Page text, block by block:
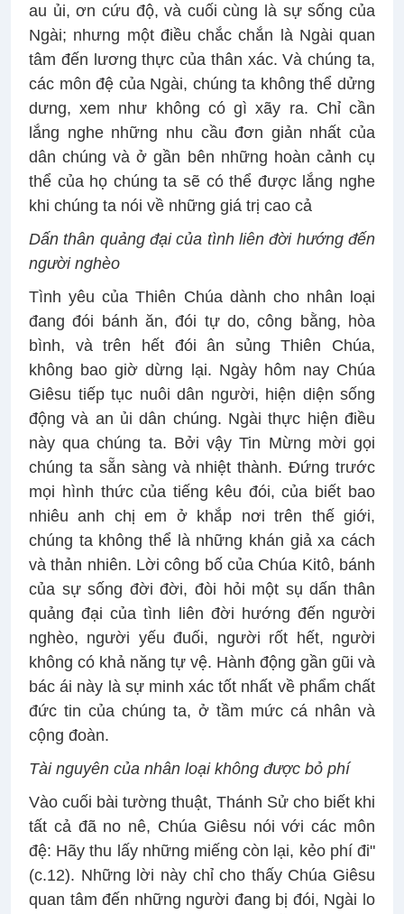
au ủi, ơn cứu độ, và cuối cùng là sự sống của
Ngài; nhưng một điều chắc chắn là Ngài quan
tâm đến lương thực của thân xác. Và chúng ta,
các môn đệ của Ngài, chúng ta không thể dửng
dưng, xem như không có gì xãy ra. Chỉ cần
lắng nghe những nhu cầu đơn giản nhất của
dân chúng và ở gần bên những hoàn cảnh cụ
thể của họ chúng ta sẽ có thể được lắng nghe
khi chúng ta nói về những giá trị cao cả
Dấn thân quảng đại của tình liên đời hướng đến
người nghèo
Tình yêu của Thiên Chúa dành cho nhân loại
đang đói bánh ăn, đói tự do, công bằng, hòa
bình, và trên hết đói ân sủng Thiên Chúa,
không bao giờ dừng lại. Ngày hôm nay Chúa
Giêsu tiếp tục nuôi dân người, hiện diện sống
động và an ủi dân chúng. Ngài thực hiện điều
này qua chúng ta. Bởi vậy Tin Mừng mời gọi
chúng ta sẵn sàng và nhiệt thành. Đứng trước
mọi hình thức của tiếng kêu đói, của biết bao
nhiêu anh chị em ở khắp nơi trên thế giới,
chúng ta không thể là những khán giả xa cách
và thản nhiên. Lời công bố của Chúa Kitô, bánh
của sự sống đời đời, đòi hỏi một sụ dấn thân
quảng đại của tình liên đời hướng đến người
nghèo, người yếu đuối, người rốt hết, người
không có khả năng tự vệ. Hành động gần gũi và
bác ái này là sự minh xác tốt nhất về phẩm chất
đức tin của chúng ta, ở tầm mức cá nhân và
cộng đoàn.
Tài nguyên của nhân loại không được bỏ phí
Vào cuối bài tường thuật, Thánh Sử cho biết khi
tất cả đã no nê, Chúa Giêsu nói với các môn
đệ: Hãy thu lấy những miếng còn lại, kẻo phí đi"
(c.12). Những lời này chỉ cho thấy Chúa Giêsu
quan tâm đến những người đang bị đói, Ngài lo